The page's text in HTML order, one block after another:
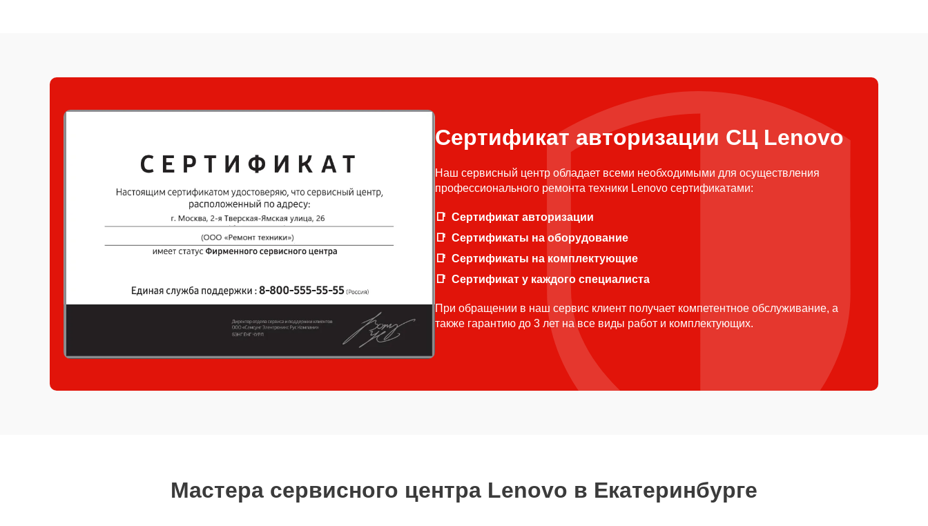
Сертификат авторизации СЦ Lenovo
Наш сервисный центр обладает всеми необходимыми для осуществления
профессионального ремонта техники Lenovo сертификатами:
Сертификат авторизации
Сертификаты на оборудование
Сертификаты на комплектующие
Сертификат у каждого специалиста
При обращении в наш сервис клиент получает компетентное обслуживание, а
также гарантию до 3 лет на все виды работ и комплектующих.
Мастера сервисного центра Lenovo в Екатеринбурге